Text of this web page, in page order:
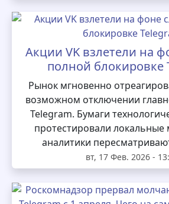
Акции VK взлетели на
полной блокировке
Рынок мгновенно
возможном отключении
Telegram. Бумаги
протестировали
аналитики
вт, 17 Фев. 2026 -